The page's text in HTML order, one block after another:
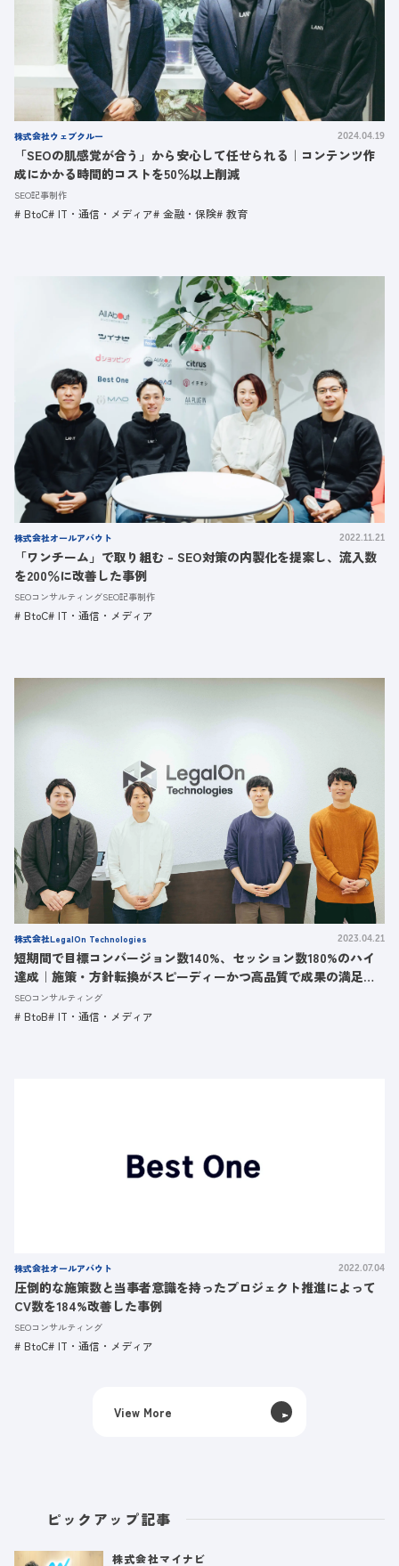
株式会社ウェブクルー 2024.04.19
「SEOの肌感覚が合う」から安心して任せられる｜コンテンツ作
成にかかる時間的コストを50％以上削減
SEO記事制作
BtoC IT・通信・メディア 金融・保険 教育
株式会社オールアバウト 2022.11.21
「ワンチーム」で取り組む - SEO対策の内製化を提案し、流入数
を200％に改善した事例
SEOコンサルティングSEO記事制作
BtoC IT・通信・メディア
株式会社LegalOn Technologies 2023.04.21
短期間で目標コンバージョン数140%、セッション数180%のハイ
達成｜施策・方針転換がスピーディーかつ高品質で成果の満足度
は150点と評価いただいた成功事例
SEOコンサルティング
BtoB IT・通信・メディア
株式会社オールアバウト 2022.07.04
圧倒的な施策数と当事者意識を持ったプロジェクト推進によって
CV数を184%改善した事例
SEOコンサルティング
BtoC IT・通信・メディア
View More
ピックアップ記事
株式会社マイナビ